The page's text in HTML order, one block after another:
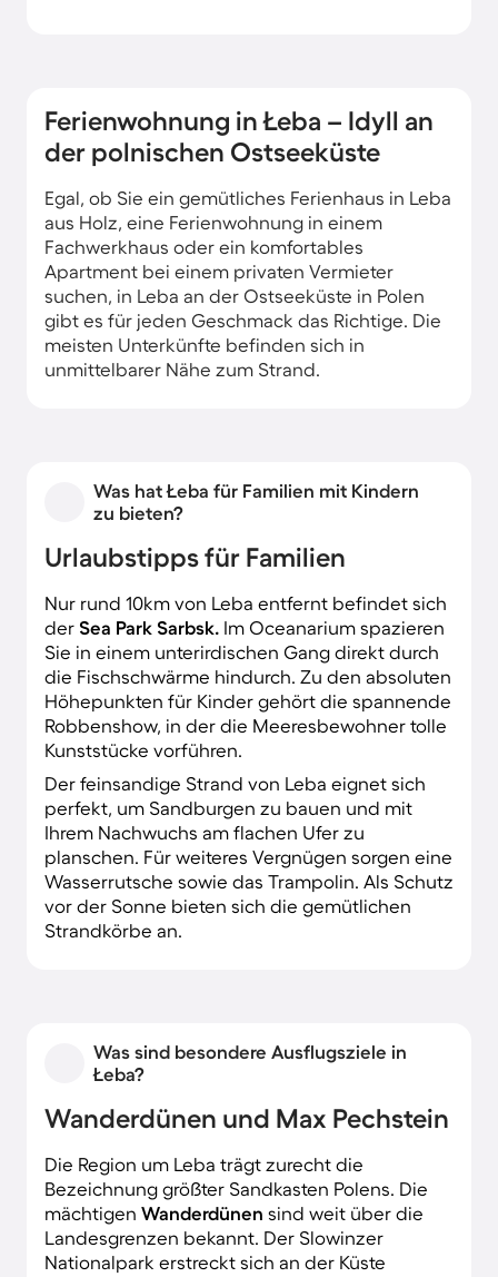
Ferienwohnung in Łeba – Idyll an
der polnischen Ostseeküste
Egal, ob Sie ein gemütliches Ferienhaus in Leba
aus Holz, eine Ferienwohnung in einem
Fachwerkhaus oder ein komfortables
Apartment bei einem privaten Vermieter
suchen, in Leba an der Ostseeküste in Polen
gibt es für jeden Geschmack das Richtige. Die
meisten Unterkünfte befinden sich in
unmittelbarer Nähe zum Strand.
Was hat Łeba für Familien mit Kindern
zu bieten?
Urlaubstipps für Familien
Nur rund 10km von Leba entfernt befindet sich
der Sea Park Sarbsk. Im Oceanarium spazieren
Sie in einem unterirdischen Gang direkt durch
die Fischschwärme hindurch. Zu den absoluten
Höhepunkten für Kinder gehört die spannende
Robbenshow, in der die Meeresbewohner tolle
Kunststücke vorführen.
Der feinsandige Strand von Leba eignet sich
perfekt, um Sandburgen zu bauen und mit
Ihrem Nachwuchs am flachen Ufer zu
planschen. Für weiteres Vergnügen sorgen eine
Wasserrutsche sowie das Trampolin. Als Schutz
vor der Sonne bieten sich die gemütlichen
Strandkörbe an.
Was sind besondere Ausflugsziele in
Łeba?
Wanderdünen und Max Pechstein
Die Region um Leba trägt zurecht die
Bezeichnung größter Sandkasten Polens. Die
mächtigen Wanderdünen sind weit über die
Landesgrenzen bekannt. Der Slowinzer
Nationalpark erstreckt sich an der Küste